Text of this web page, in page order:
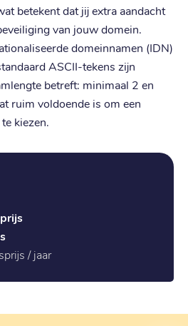
betekent dat jij extra aandacht
van jouw domein.
domeinnamen (IDN)
ASCII-tekens zijn
betreft: minimaal 2 en
ruim voldoende is om een
kiezen.
/ jaar